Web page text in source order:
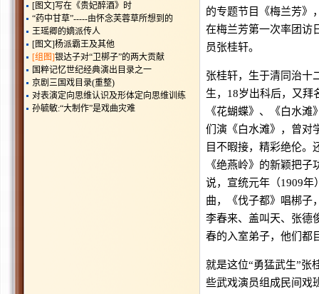
[图文]写在《贵妃醉酒》时
“药中甘草”-----由怀念芙蓉草所想到的
王瑶卿的嫡派传人
[图文]杨派霸王及其他
[组图]银达子对“卫梆子”的两大贡献
国粹记忆世纪经典演出目录之一
京剧三国戏目录(重整)
对表演定向思维认识及形体定向思维训练
孙毓敏:“大制作”是戏曲灾难
的专题节目《梅兰芳》
在梅兰芳第一次率团访
员张桂轩。
张桂轩，生于清同治十
生，18岁出科后，又拜
《花蝴蝶》、《白水
们演《白水滩》，曾对
目不暇接，精彩绝伦。
《绝燕岭》的新颖把
说，宣统元年（1909
曲，《伐子都》唱梆子
李春来、盖叫天、张德
春的入室弟子，他们都
就是这位“勇猛武生”张
些武戏演员组成民间戏